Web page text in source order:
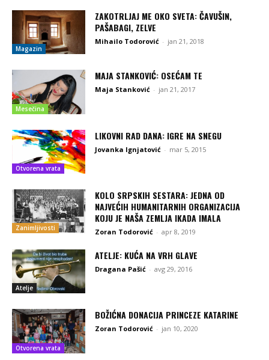
Magazin
ZAKOTRLJAJ ME OKO SVETA: ČAVUŠIN,
PAŠABAGI, ZELVE
Mihailo Todorović - jan 21, 2018
Mesečina
MAJA STANKOVIĆ: OSEĆAM TE
Maja Stanković - jan 21, 2017
Otvorena vrata
LIKOVNI RAD DANA: IGRE NA SNEGU
Jovanka Ignjatović - mar 5, 2015
Zanimljivosti
KOLO SRPSKIH SESTARA: JEDNA OD
NAJVEĆIH HUMANITARNIH ORGANIZACIJA
KOJU JE NAŠA ZEMLJA IKADA IMALA
Zoran Todorović - apr 8, 2019
Atelje
ATELJE: KUĆA NA VRH GLAVE
Dragana Pašić - avg 29, 2016
Otvorena vrata
BOŽIĆNA DONACIJA PRINCEZE KATARINE
Zoran Todorović - jan 10, 2020